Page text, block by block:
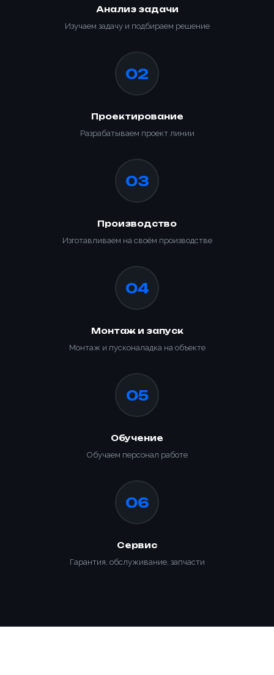
Анализ задачи
Изучаем задачу и подбираем решение
02
Проектирование
Разрабатываем проект линии
03
Производство
Изготавливаем на своём производстве
04
Монтаж и запуск
Монтаж и пусконаладка на объекте
05
Обучение
Обучаем персонал работе
06
Сервис
Гарантия, обслуживание, запчасти